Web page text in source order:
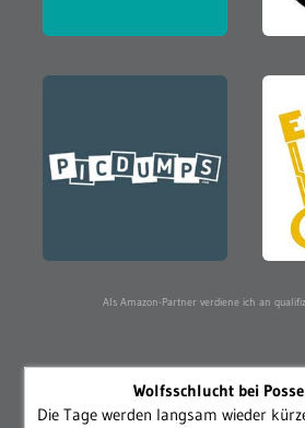
Als Amazon-Partner verdiene ich an
Wolfsschlucht bei
Die Tage werden langsam wieder